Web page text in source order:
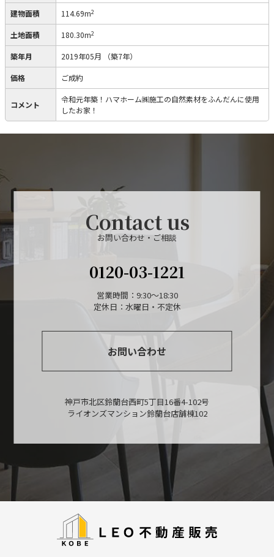
建物面積 114.69m2
土地面積 180.30m2
築年月 2019年05月 （築7年）
価格 ご成約
コメント
令和元年築！ハマホーム㈱施工の自然素材をふんだんに使用
したお家！
Contact us
お問い合わせ・ご相談
0120-03-1221
営業時間：9:30～18:30
定休日：水曜日・不定休
お問い合わせ
神戸市北区鈴蘭台西町5丁目16番4-102号
ライオンズマンション鈴蘭台店舗棟102